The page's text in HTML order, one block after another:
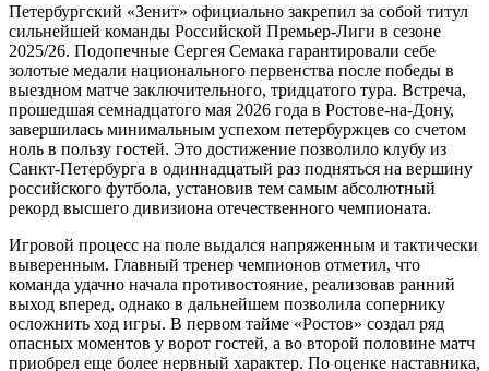
Петербургский «Зенит» официально закрепил за собой титул
сильнейшей команды Российской Премьер-Лиги в сезоне
2025/26. Подопечные Сергея Семака гарантировали себе
золотые медали национального первенства после победы в
выездном матче заключительного, тридцатого тура. Встреча,
прошедшая семнадцатого мая 2026 года в Ростове-на-Дону,
завершилась минимальным успехом петербуржцев со счетом
ноль в пользу гостей. Это достижение позволило клубу из
Санкт-Петербурга в одиннадцатый раз подняться на вершину
российского футбола, установив тем самым абсолютный
рекорд высшего дивизиона отечественного чемпионата.
Игровой процесс на поле выдался напряженным и тактически
выверенным. Главный тренер чемпионов отметил, что
команда удачно начала противостояние, реализовав ранний
выход вперед, однако в дальнейшем позволила сопернику
осложнить ход игры. В первом тайме «Ростов» создал ряд
опасных моментов у ворот гостей, а во второй половине матч
приобрел еще более нервный характер. По оценке наставника,